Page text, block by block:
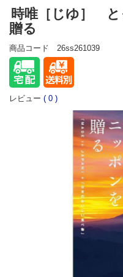
時唯［じゆ］ と
贈る
商品コード 26ss261039
レビュー ( 0 )